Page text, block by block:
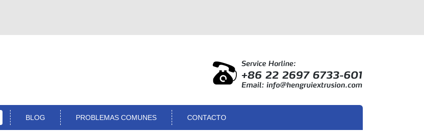
BLOG PROBLEMAS COMUNES CONTACTO